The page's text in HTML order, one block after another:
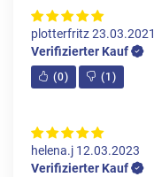
plotterfritz23.03.2021
Verifizierter Kauf
(0) (1 )
helena.j 12.03.2023
Verifizierter Kauf